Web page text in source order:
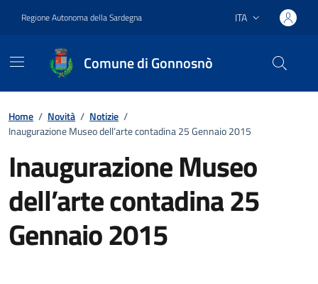
Regione Autonoma della Sardegna Lingua attiva:
ITA
Comune di Gonnosnò
Home / Novità / Notizie /
Inaugurazione Museo dell’arte contadina 25 Gennaio 2015
Inaugurazione Museo
dell’arte contadina 25
Gennaio 2015